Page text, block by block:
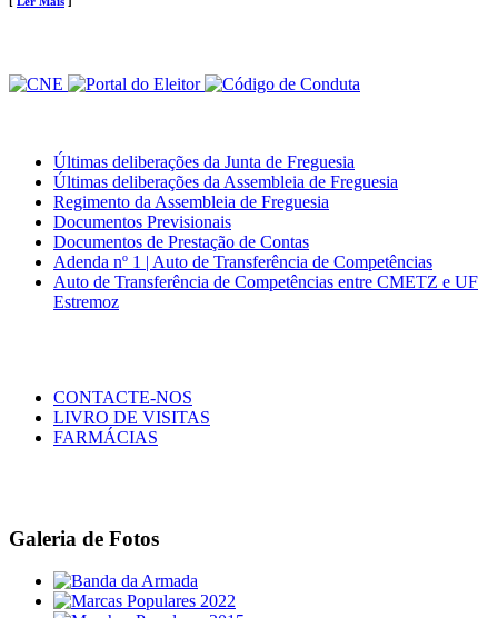
Últimas deliberações da Junta de Freguesia
Últimas deliberações da Assembleia de Freguesia
Regimento da Assembleia de Freguesia
Documentos Previsionais
Documentos de Prestação de Contas
Adenda nº 1 | Auto de Transferência de Competências
Auto de Transferência de Competências entre CMETZ e UF
Estremoz
CONTACTE-NOS
LIVRO DE VISITAS
FARMÁCIAS
Galeria de Fotos